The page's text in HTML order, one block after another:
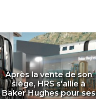
Après la vente de son
siège, HRS s'allie à
Baker Hughes pour ses